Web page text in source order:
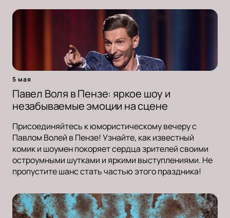
5 мая
Павел Воля в Пензе: яркое шоу и
незабываемые эмоции на сцене
Присоединяйтесь к юмористическому вечеру с
Павлом Волей в Пензе! Узнайте, как известный
комик и шоумен покоряет сердца зрителей своими
остроумными шутками и яркими выступлениями. Не
пропустите шанс стать частью этого праздника!